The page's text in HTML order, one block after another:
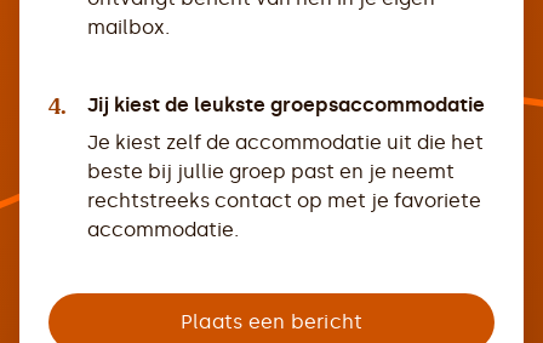
mailbox.
4.
Jij kiest de leukste groepsaccommodatie
Je kiest zelf de accommodatie uit die het
beste bij jullie groep past en je neemt
rechtstreeks contact op met je favoriete
accommodatie.
Plaats een bericht